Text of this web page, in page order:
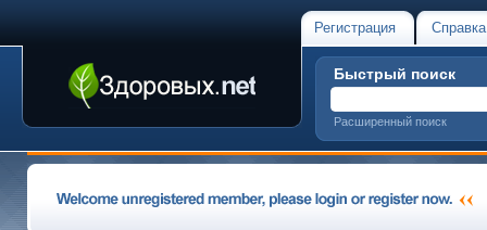
Регистрация Справка
Быстрый поиск
Расширенный поиск